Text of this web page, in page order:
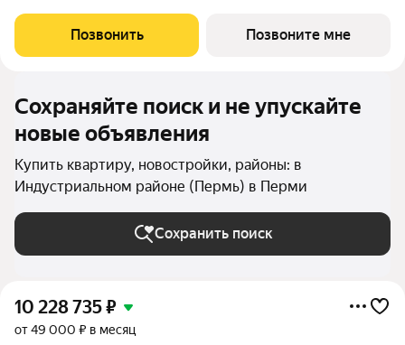
любой квартиры скидка до 500 т.р. Скидка 0,5% на каждого
ребенка до 18 лет При
Позвонить Позвоните мне
Сохраняйте поиск и не упускайте
новые объявления
Купить квартиру, новостройки, районы: в
Индустриальном районе (Пермь) в Перми
Сохранить поиск
10 228 735₽
от 49 000 ₽ в месяц